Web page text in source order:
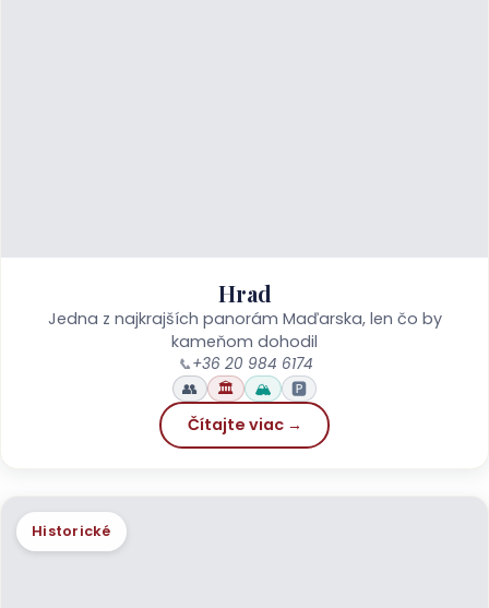
Hrad
Jedna z najkrajších panorám Maďarska, len čo by
kameňom dohodil
📞+36 20 984 6174
👥 🏛️ 🏔️
🅿️
Čítajte viac →
Historické